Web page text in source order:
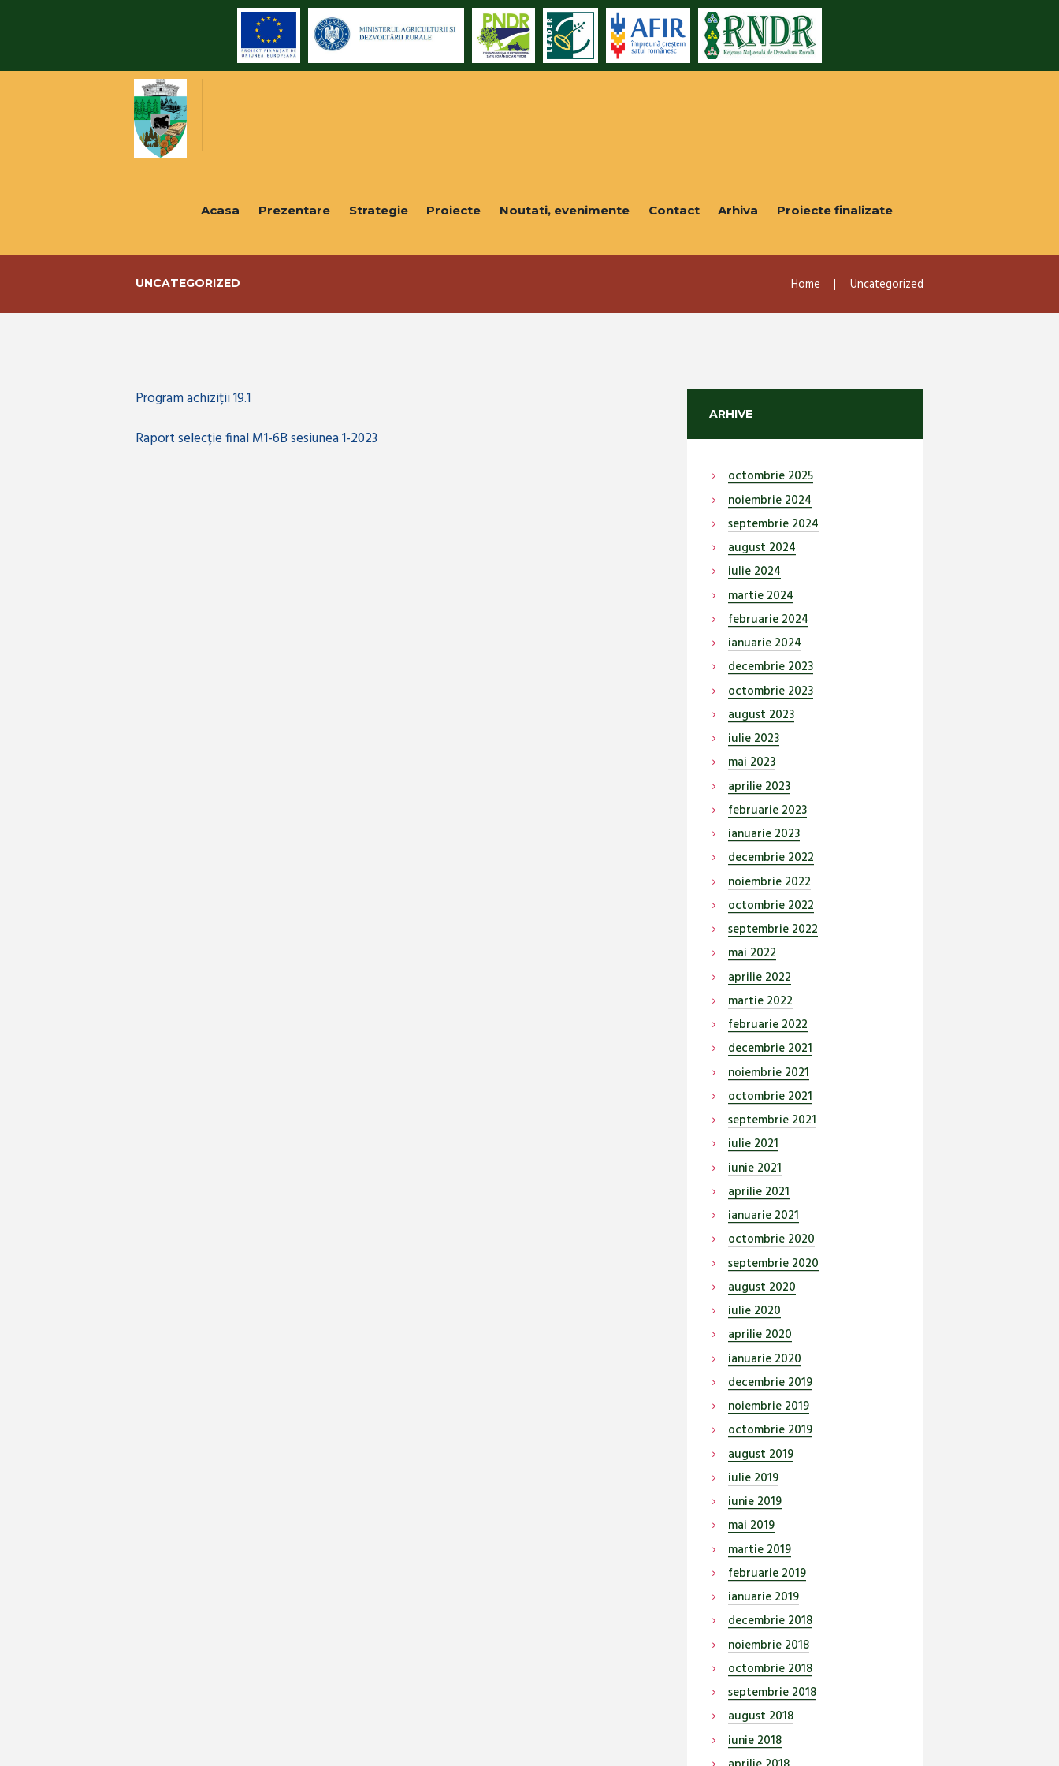
Acasa Prezentare Strategie Proiecte Noutati, evenimente Contact Arhiva Proiecte finalizate
UNCATEGORIZED Home Uncategorized
Program achiziții 19.1
Raport selecție final M1-6B sesiunea 1-2023
ARHIVE
octombrie 2025
noiembrie 2024
septembrie 2024
august 2024
iulie 2024
martie 2024
februarie 2024
ianuarie 2024
decembrie 2023
octombrie 2023
august 2023
iulie 2023
mai 2023
aprilie 2023
februarie 2023
ianuarie 2023
decembrie 2022
noiembrie 2022
octombrie 2022
septembrie 2022
mai 2022
aprilie 2022
martie 2022
februarie 2022
decembrie 2021
noiembrie 2021
octombrie 2021
septembrie 2021
iulie 2021
iunie 2021
aprilie 2021
ianuarie 2021
octombrie 2020
septembrie 2020
august 2020
iulie 2020
aprilie 2020
ianuarie 2020
decembrie 2019
noiembrie 2019
octombrie 2019
august 2019
iulie 2019
iunie 2019
mai 2019
martie 2019
februarie 2019
ianuarie 2019
decembrie 2018
noiembrie 2018
octombrie 2018
septembrie 2018
august 2018
iunie 2018